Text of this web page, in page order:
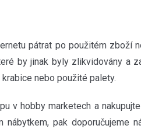
pátrat po použitém zboží
by jinak byly zlikvidovány a
nebo použité palety.
v hobby marketech a
pak doporučujeme